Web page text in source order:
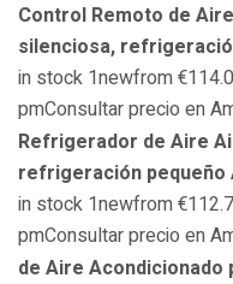
Control Remoto de
silenciosa,
in stock 1newfrom
pmConsultar precio en
Refrigerador de Aire
refrigeración pequeño
in stock 1newfrom
pmConsultar precio en
de Aire Acondicionado